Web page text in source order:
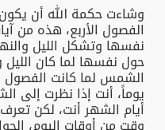
وشاءت حكمة الله أن
الفصول الأربع، هذه من
نفسها وتشكل الليل
حول نفسها لما كان الليل
الشمس لما كانت الفصول
يوماً، أنت إذا نظرت
أيام الشهر أنت، لكن